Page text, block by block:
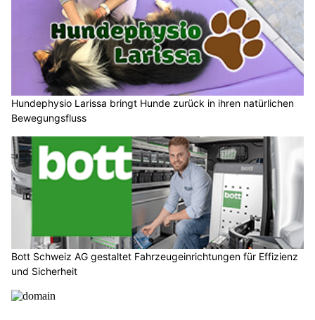
Hundephysio Larissa bringt Hunde zurück in ihren natürlichen
Bewegungsfluss
Bott Schweiz AG gestaltet Fahrzeugeinrichtungen für Effizienz
und Sicherheit